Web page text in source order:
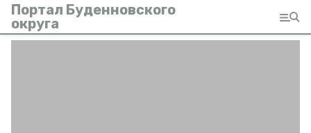
Портал Буденновского
округа